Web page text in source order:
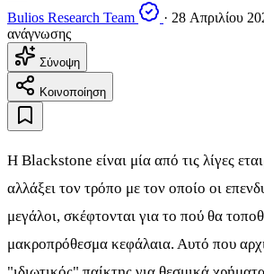
Bulios Research Team
· 28 Απριλίου
ανάγνωσης
Σύνοψη
Κοινοποίηση
Η Blackstone είναι μία από τις λίγες
αλλάξει τον τρόπο με τον οποίο οι
μεγάλοι, σκέφτονται για το πού θα
μακροπρόθεσμα κεφάλαια. Αυτό που